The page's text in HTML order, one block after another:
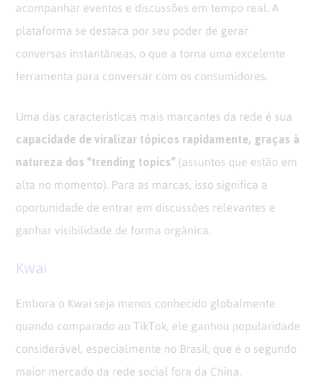
acompanhar eventos e discussões em tempo real. A
plataforma se destaca por seu poder de gerar
conversas instantâneas, o que a torna uma excelente
ferramenta para conversar com os consumidores.
Uma das características mais marcantes da rede é sua
capacidade de viralizar tópicos rapidamente, graças à
natureza dos “trending topics” (assuntos que estão em
alta no momento). Para as marcas, isso significa a
oportunidade de entrar em discussões relevantes e
ganhar visibilidade de forma orgânica.
Kwai
Embora o Kwai seja menos conhecido globalmente
quando comparado ao TikTok, ele ganhou popularidade
considerável, especialmente no Brasil, que é o segundo
maior mercado da rede social fora da China.